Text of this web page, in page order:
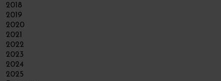
2018
2019
2020
2021
2022
2023
2024
2025